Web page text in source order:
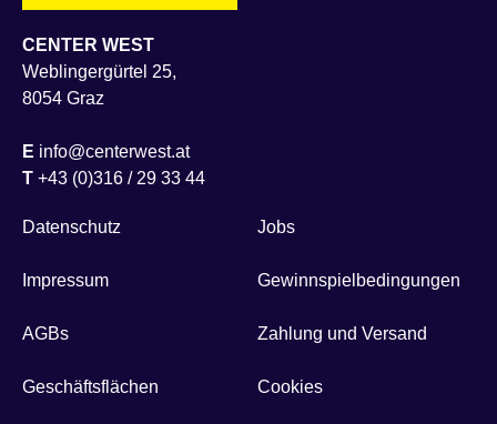
CENTER WEST
Weblingergürtel 25,
8054 Graz
E info@centerwest.at
T +43 (0)316 / 29 33 44
Datenschutz
Impressum
AGBs
Geschäftsflächen
Jobs
Gewinnspielbedingungen
Zahlung und Versand
Cookies